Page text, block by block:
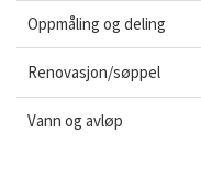
Oppmåling og deling
Renovasjon/søppel
Vann og avløp